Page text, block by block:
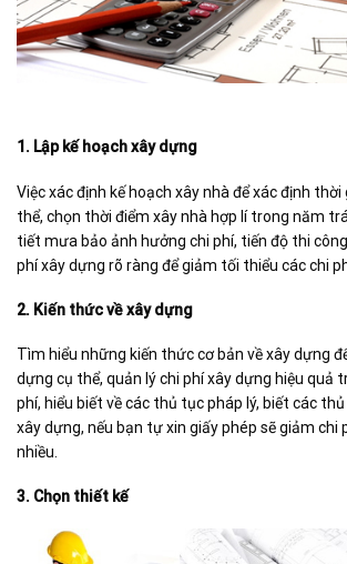
1. Lập kế hoạch xây dựng
Việc xác định kế hoạch xây nhà để xác định
thể, chọn thời điểm xây nhà hợp lí trong năm
tiết mưa bảo ảnh hưởng chi phí, tiến độ thi
phí xây dựng rõ ràng để giảm tối thiểu các chi
2. Kiến thức về xây dựng
Tìm hiểu những kiến thức cơ bản về xây dựng
dựng cụ thể, quản lý chi phí xây dựng hiệu quả
phí, hiểu biết về các thủ tục pháp lý, biết các
xây dựng, nếu bạn tự xin giấy phép sẽ giảm chi
nhiều.
3. Chọn thiết kế